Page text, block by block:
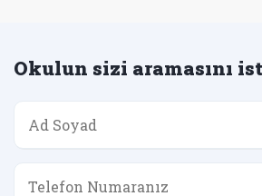
Okulun sizi aramasını